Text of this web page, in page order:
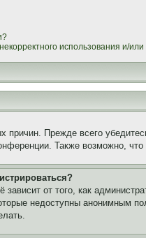
использования и/
причин. Прежде всего
Также возможно,
зависит от того, как
недоступны анонимным